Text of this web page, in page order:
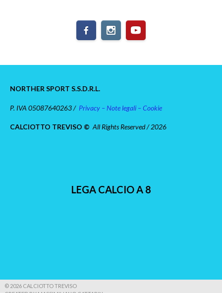
NORTHER SPORT S.S.D.R.L.
P. IVA 05087640263 / Privacy – Note legali – Cookie
CALCIOTTO TREVISO © All Rights Reserved / 2026
LEGA CALCIO A 8
© 2026 CALCIOTTO TREVISO